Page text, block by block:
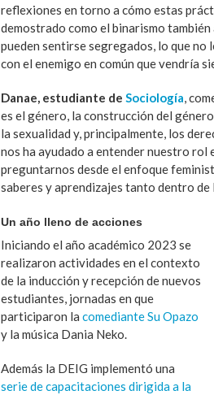
reflexiones en torno a cómo estas
demostrado como el binarismo
pueden sentirse segregados, lo que
con el enemigo en común que vendría
Danae, estudiante de Sociología ,
es el género, la construcción del
la sexualidad y, principalmente, los
nos ha ayudado a entender nuestro rol
preguntarnos desde el enfoque
saberes y aprendizajes tanto dentro de
Un año lleno de acciones
Iniciando el año académico 2023 se
realizaron actividades en el contexto
de la inducción y recepción de nuevos
estudiantes, jornadas en que
participaron la comediante Su Opazo
y la música Dania Neko.
Además la DEIG implementó una
serie de capacitaciones dirigida a la